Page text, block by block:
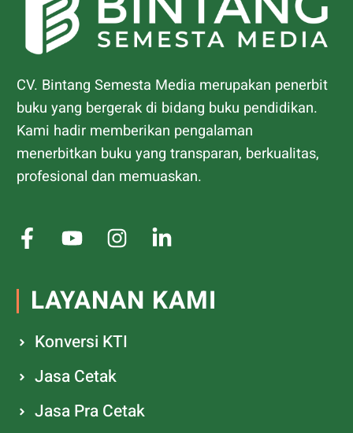
CV. Bintang Semesta Media merupakan penerbit
buku yang bergerak di bidang buku pendidikan.
Kami hadir memberikan pengalaman
menerbitkan buku yang transparan, berkualitas,
profesional dan memuaskan.
LAYANAN KAMI
Konversi KTI
Jasa Cetak
Jasa Pra Cetak